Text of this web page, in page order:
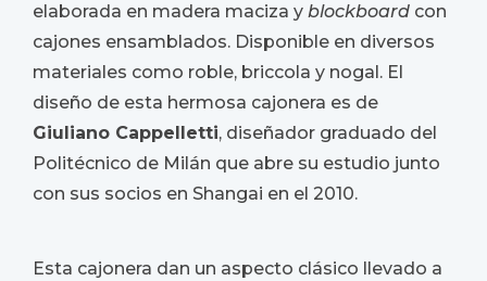
elaborada en madera maciza y blockboard con
cajones ensamblados. Disponible en diversos
materiales como roble, briccola y nogal. El
diseño de esta hermosa cajonera es de
Giuliano Cappelletti, diseñador graduado del
Politécnico de Milán que abre su estudio junto
con sus socios en Shangai en el 2010.
Esta cajonera dan un aspecto clásico llevado a